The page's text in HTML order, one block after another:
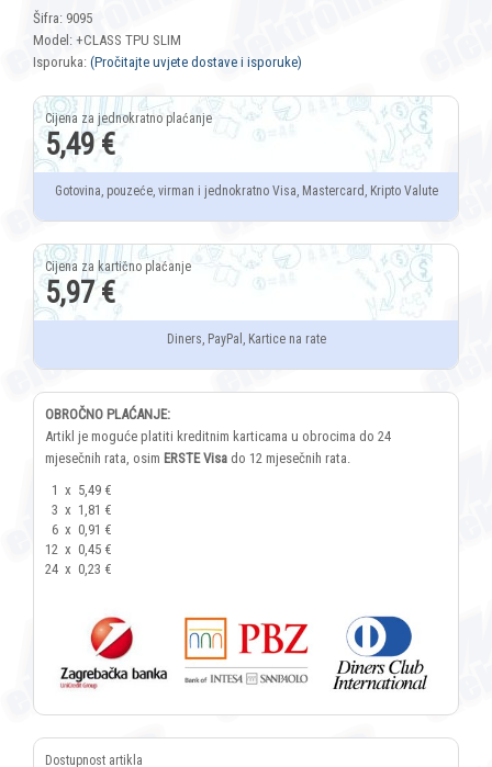
Šifra: 9095
Model: +CLASS TPU SLIM
Isporuka: (Pročitajte uvjete dostave i isporuke)
5,49 €
Gotovina, pouzeće, virman i jednokratno Visa, Mastercard, Kripto Valute
5,97 €
Diners, PayPal, Kartice na rate
OBROČNO PLAĆANJE:
Artikl je moguće platiti kreditnim karticama u obrocima do 24
mjesečnih rata, osim ERSTE Visa do 12 mjesečnih rata.
1 x 5,49 €
3 x 1,81 €
6 x 0,91 €
12 x 0,45 €
24 x 0,23 €